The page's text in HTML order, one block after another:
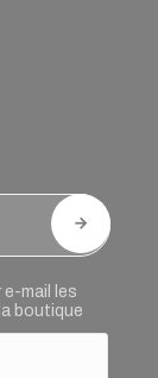
mail les
boutique